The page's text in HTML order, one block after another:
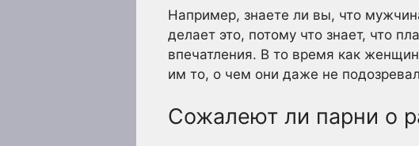
Например, знаете ли вы, что
делает это, потому что знает, что
впечатления. В то время как
им то, о чем они даже не
Сожалеют ли парни о